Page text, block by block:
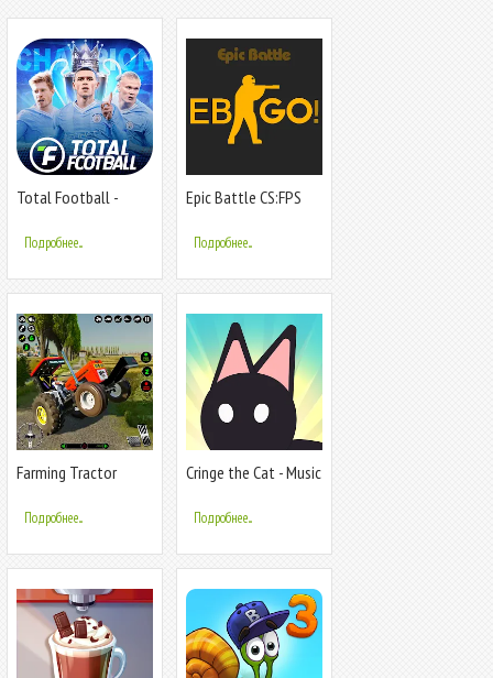
Total Football -
Подробнее...
Epic Battle CS:FPS
Подробнее...
Farming Tractor
Подробнее...
Cringe the Cat - Music
Подробнее...